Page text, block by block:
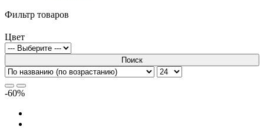
Фильтр товаров
Цвет
Поиск
-60%